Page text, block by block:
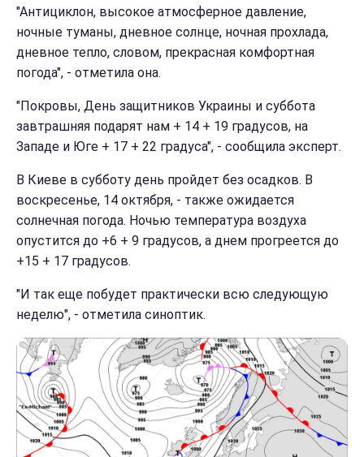
"Антициклон, высокое атмосферное давление,
ночные туманы, дневное солнце, ночная прохлада,
дневное тепло, словом, прекрасная комфортная
погода", - отметила она.
"Покровы, День защитников Украины и суббота
завтрашняя подарят нам + 14 + 19 градусов, на
Западе и Юге + 17 + 22 градуса", - сообщила эксперт.
В Киеве в субботу день пройдет без осадков. В
воскресенье, 14 октября, - также ожидается
солнечная погода. Ночью температура воздуха
опустится до +6 + 9 градусов, а днем прогреется до
+15 + 17 градусов.
"И так еще побудет практически всю следующую
неделю", - отметила синоптик.